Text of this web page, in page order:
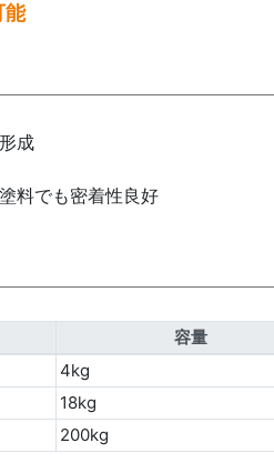
能
成
料でも密着性良好
容量
4kg
18kg
200kg